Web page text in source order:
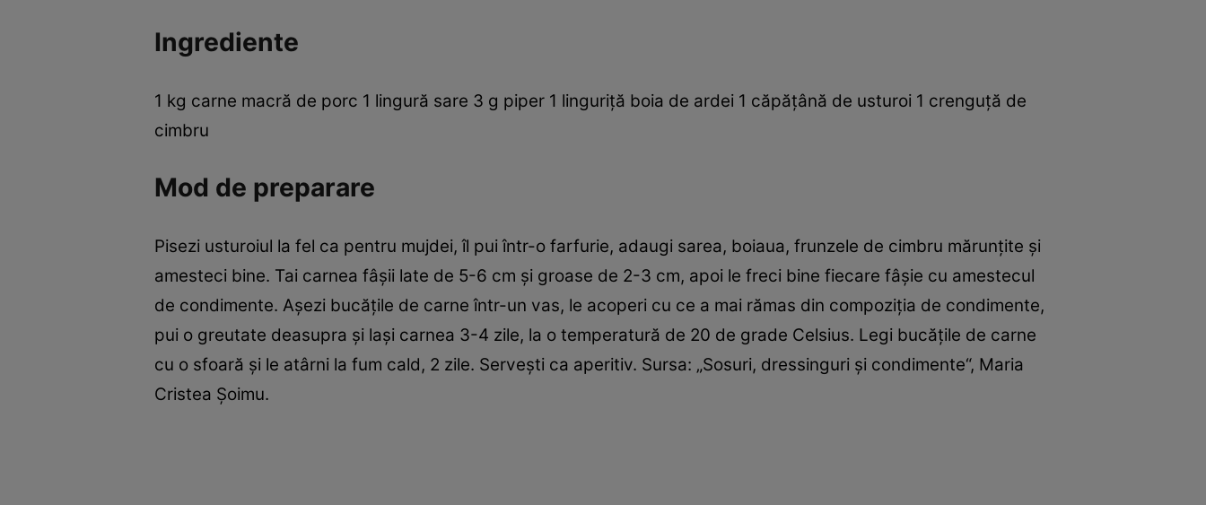
Ingrediente
1 kg carne macră de porc 1 lingură sare 3 g piper 1 linguriţă boia de ardei 1 căpăţână de usturoi 1 crenguţă de
cimbru
Mod de preparare
Pisezi usturoiul la fel ca pentru mujdei, îl pui într-o farfurie, adaugi sarea, boiaua, frunzele de cimbru mărunţite şi
amesteci bine. Tai carnea fâşii late de 5-6 cm şi groase de 2-3 cm, apoi le freci bine fiecare fâşie cu amestecul
de condimente. Aşezi bucăţile de carne într-un vas, le acoperi cu ce a mai rămas din compoziţia de condimente,
pui o greutate deasupra şi laşi carnea 3-4 zile, la o temperatură de 20 de grade Celsius. Legi bucăţile de carne
cu o sfoară şi le atârni la fum cald, 2 zile. Serveşti ca aperitiv. Sursa: „Sosuri, dressinguri şi condimente“, Maria
Cristea Şoimu.